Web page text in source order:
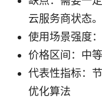
云服务商状态。
使用场景强度
价格区间：中等
代表性指标：
优化算法